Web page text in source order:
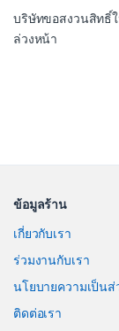
บริษัทขอสงวนสิทธิ์
ล่วงหน้า
ข้อมูลร้าน
เกี่ยวกับเรา
ร่วมงานกับเรา
นโยบายความเป็นส่
ติดต่อเรา